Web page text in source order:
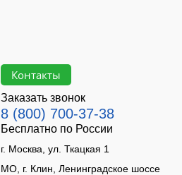
Контакты
Заказать звонок
8 (800) 700-37-38
Бесплатно по России
г. Москва, ул. Ткацкая 1
МО, г. Клин, Ленинградское шоссе